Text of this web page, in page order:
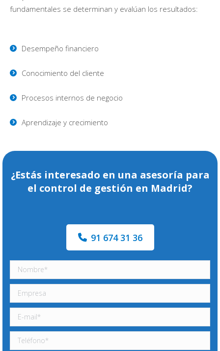
fundamentales se determinan y evalúan los resultados:
Desempeño financiero
Conocimiento del cliente
Procesos internos de negocio
Aprendizaje y crecimiento
¿Estás interesado en una asesoría para
el control de gestión en Madrid?
91 674 31 36